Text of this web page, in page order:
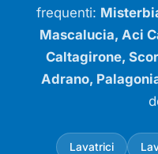
frequenti:
Mascalucia, Aci
Caltagirone,
Adrano,
Lavatrici